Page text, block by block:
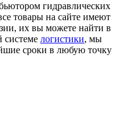
гидравлических
товары на сайте имеют
их вы можете найти в
системе логистики, мы
сроки в любую точку